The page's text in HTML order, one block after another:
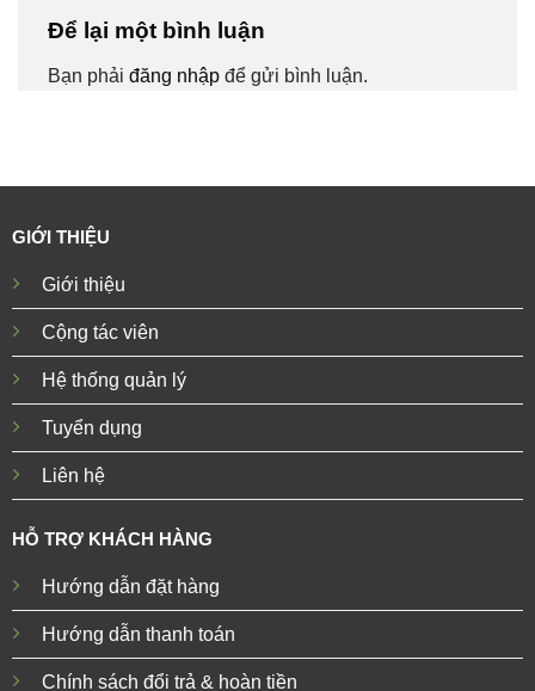
Để lại một bình luận
Bạn phải đăng nhập để gửi bình luận.
GIỚI THIỆU
Giới thiệu
Cộng tác viên
Hệ thống quản lý
Tuyển dụng
Liên hệ
HỖ TRỢ KHÁCH HÀNG
Hướng dẫn đặt hàng
Hướng dẫn thanh toán
Chính sách đổi trả & hoàn tiền